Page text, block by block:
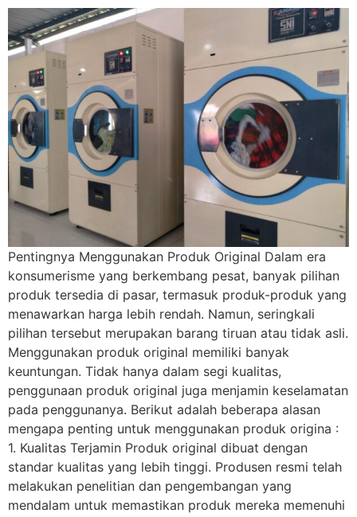
Pentingnya Menggunakan Produk Original Dalam era
konsumerisme yang berkembang pesat, banyak pilihan
produk tersedia di pasar, termasuk produk-produk yang
menawarkan harga lebih rendah. Namun, seringkali
pilihan tersebut merupakan barang tiruan atau tidak asli.
Menggunakan produk original memiliki banyak
keuntungan. Tidak hanya dalam segi kualitas,
penggunaan produk original juga menjamin keselamatan
pada penggunanya. Berikut adalah beberapa alasan
mengapa penting untuk menggunakan produk origina :
1. Kualitas Terjamin Produk original dibuat dengan
standar kualitas yang lebih tinggi. Produsen resmi telah
melakukan penelitian dan pengembangan yang
mendalam untuk memastikan produk mereka memenuhi